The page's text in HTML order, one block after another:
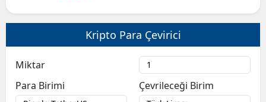
Kripto Para Çevirici
Miktar
Para Birimi
Çevrileceği Birim